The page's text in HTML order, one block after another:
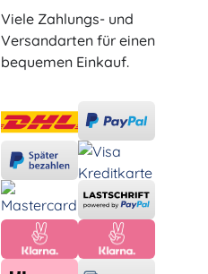
Viele Zahlungs- und
Versandarten für einen
bequemen Einkauf.